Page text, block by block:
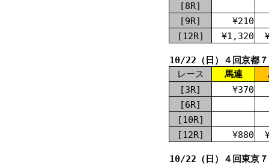
[8R]
[9R]
¥210
[12R]
¥1,320
10/22（日）４回京都
レース
馬連
[3R]
¥370
[6R]
[10R]
[12R]
¥880
10/22（日）４回東京